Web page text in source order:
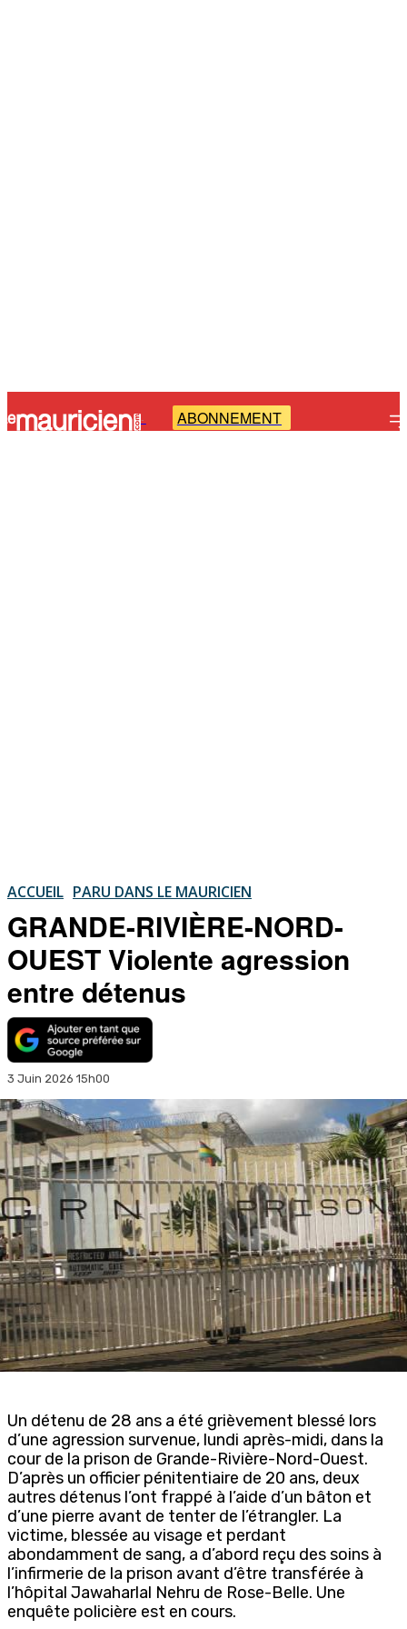
- ABONNEMENT
ACCUEIL PARU DANS LE MAURICIEN
GRANDE-RIVIÈRE-NORD-
OUEST Violente agression
entre détenus
3 Juin 2026 15h00
Un détenu de 28 ans a été grièvement blessé lors
d’une agression survenue, lundi après-midi, dans la
cour de la prison de Grande-Rivière-Nord-Ouest.
D’après un officier pénitentiaire de 20 ans, deux
autres détenus l’ont frappé à l’aide d’un bâton et
d’une pierre avant de tenter de l’étrangler. La
victime, blessée au visage et perdant
abondamment de sang, a d’abord reçu des soins à
l’infirmerie de la prison avant d’être transférée à
l’hôpital Jawaharlal Nehru de Rose-Belle. Une
enquête policière est en cours.